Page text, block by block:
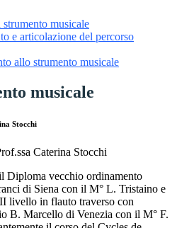
musicale
e articolazione del percorso
allo strumento musicale
musicale
Stocchi
Diploma vecchio ordinamento
di Siena con il M° L. Tristaino e
livello in flauto traverso con
B. Marcello di Venezia con il M° F.